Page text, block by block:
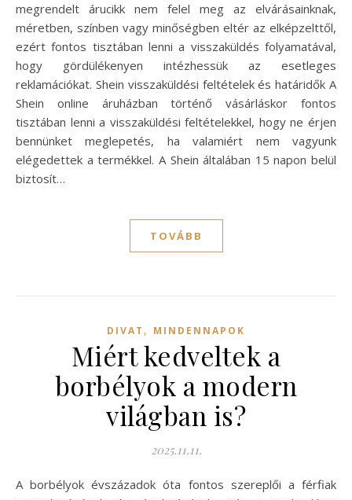
megrendelt árucikk nem felel meg az elvárásainknak,
méretben, színben vagy minőségben eltér az elképzelttől,
ezért fontos tisztában lenni a visszaküldés folyamatával,
hogy gördülékenyen intézhessük az esetleges
reklamációkat. Shein visszaküldési feltételek és határidők A
Shein online áruházban történő vásárláskor fontos
tisztában lenni a visszaküldési feltételekkel, hogy ne érjen
bennünket meglepetés, ha valamiért nem vagyunk
elégedettek a termékkel. A Shein általában 15 napon belül
biztosít…
TOVÁBB
DIVAT , MINDENNAPOK
Miért kedveltek a
borbélyok a modern
világban is?
2025.11.11.
A borbélyok évszázadok óta fontos szereplői a férfiak